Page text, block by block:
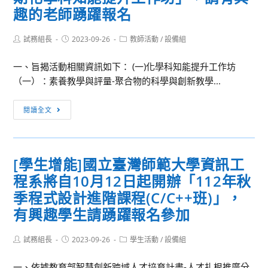
趣的老師踴躍報名
Post試務組長
Post2023-09-26
Post教師活動 / 設備組
一、旨揭活動相關資訊如下： (一)化學科知能提升工作坊
（一）：素養教學與評量-聚合物的科學與創新教學...
閱讀全文
師
增
臺
北
市
化
學
學
平
[學生增能]國立臺灣師範大學資訊工
程系將自10月12日起開辦「112年秋
季程式設計進階課程(C/C++班)」，
有興趣學生請踴躍報名參加
Post試務組長
Post2023-09-26
Post學生活動 / 設備組